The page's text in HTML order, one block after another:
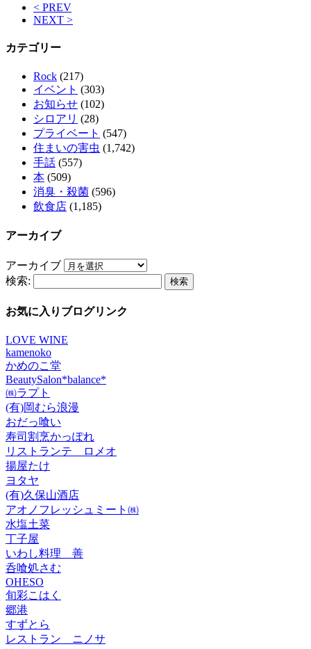
< PREV
NEXT >
カテゴリー
Rock (217)
イベント (303)
お知らせ (102)
シロアリ (28)
プライベート (547)
住まいの害虫 (1,742)
手話 (557)
本 (509)
消臭・殺菌 (596)
飲食店 (1,185)
アーカイブ
アーカイブ
検索:
お気に入りブログリンク
LOVE WINE
kamenoko
かめのこ堂
BeautySalon*balance*
㈱ラプト
(有)岡むら浪漫
おだっ喰い
寿司割烹かっぽれ
リストランテ ロメオ
揚屋たけ
ヨタヤ
(有)久保山酒店
アオノフレッシュミート㈱
水塩土菜
丁子屋
いわし料理 善
呑喰処さむ
OHESO
旬彩こはく
郷港
すずとら
レストラン ニノサ